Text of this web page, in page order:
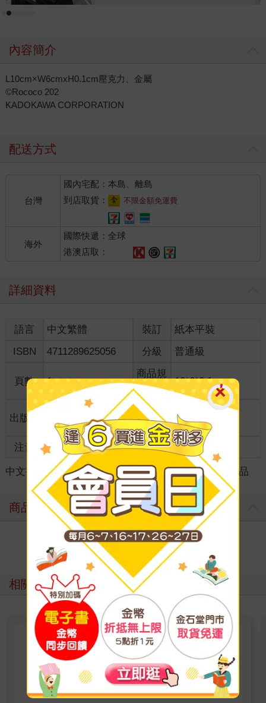
內容簡介
L10cm×W6cmxH0.1cm壓克力、金屬
©Rococo 202
KADOKAWA CORPORATION
配送方式
台灣
國內宅配：本島、離島
到店取貨：
不限金額免運費
海外
國際快遞：全球
港澳店取：
詳細資料
語言 中文繁體 裝訂
紙本平裝
ISBN
4711289625056 分級 普通級
頁數 1
商品規
格
10*6*0.1
出版地
適讀年
齡
全齡適讀
注音 級別
中文書 ＞ 漫畫 ＞ 周邊/畫冊/攻略 ＞ 日系動漫精品
商品評價
寫評價
相關主題
《排球少年!!REMIX版》全19集
陸續上市！
排球，是向上看的運動！